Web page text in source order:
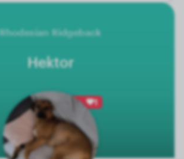
Rhodesian Ridgeback
Hektor
1